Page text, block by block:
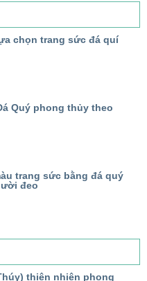
chọn trang sức đá quí
Quý phong thủy theo
trang sức bằng đá quý
đeo
thiên nhiên phong